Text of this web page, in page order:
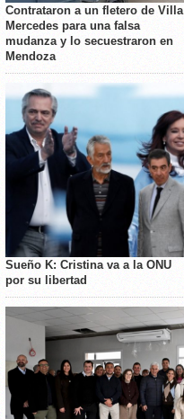
Contrataron a un fletero de Villa
Mercedes para una falsa
mudanza y lo secuestraron en
Mendoza
Sueño K: Cristina va a la ONU
por su libertad